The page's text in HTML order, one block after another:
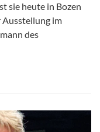
sie heute in Bozen
Ausstellung im
des